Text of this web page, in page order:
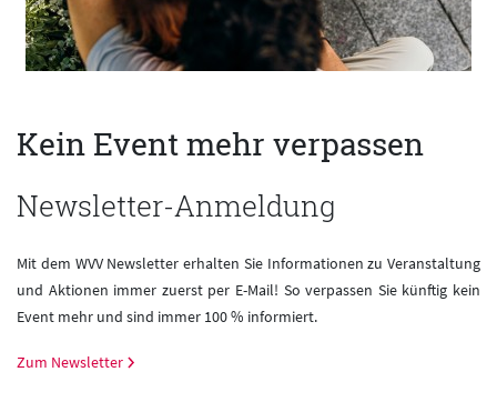
Kein Event mehr verpassen
Newsletter-Anmeldung
Mit dem WVV Newsletter erhalten Sie Informationen zu Veranstaltung
und Aktionen immer zuerst per E-Mail! So verpassen Sie künftig kein
Event mehr und sind immer 100 % informiert.
Zum Newsletter